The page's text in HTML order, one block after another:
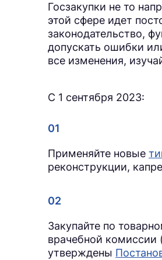
Госзакупки не то
этой сфере идет
законодательство,
допускать ошибки
все изменения,
С 1 сентября 2023:
Применяйте новые
реконструкции,
Закупайте по
врачебной комиссии
утверждены